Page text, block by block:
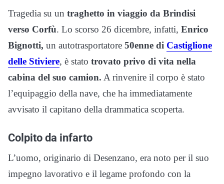
Tragedia su un traghetto in viaggio da Brindisi
verso Corfù. Lo scorso 26 dicembre, infatti, Enrico
Bignotti, un autotrasportatore 50enne di Castiglione
delle Stiviere, è stato trovato privo di vita nella
cabina del suo camion. A rinvenire il corpo è stato
l’equipaggio della nave, che ha immediatamente
avvisato il capitano della drammatica scoperta.
Colpito da infarto
L’uomo, originario di Desenzano, era noto per il suo
impegno lavorativo e il legame profondo con la